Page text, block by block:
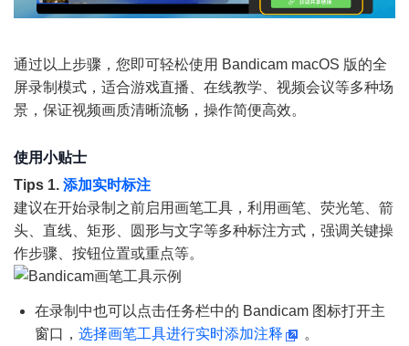
通过以上步骤，您即可轻松使用 Bandicam macOS 版的全
屏录制模式，适合游戏直播、在线教学、视频会议等多种场
景，保证视频画质清晰流畅，操作简便高效。
使用小贴士
Tips 1. 添加实时标注
建议在开始录制之前启用画笔工具，利用画笔、荧光笔、箭
头、直线、矩形、圆形与文字等多种标注方式，强调关键操
作步骤、按钮位置或重点等。
在录制中也可以点击任务栏中的 Bandicam 图标打开主
窗口， 选择画笔工具进行实时添加注释 。